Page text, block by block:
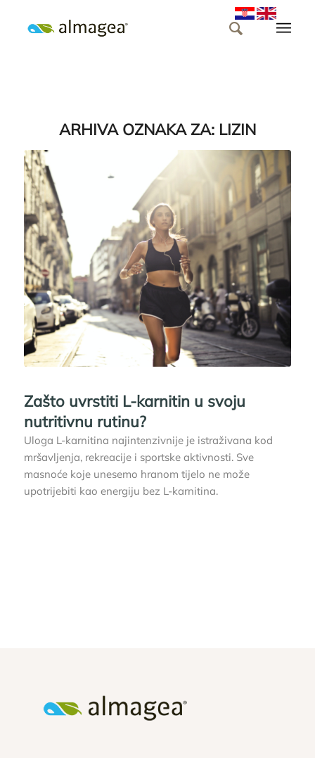
ARHIVA OZNAKA ZA: LIZIN
Zašto uvrstiti L-karnitin u svoju
nutritivnu rutinu?
Uloga L-karnitina najintenzivnije je istraživana kod
mršavljenja, rekreacije i sportske aktivnosti. Sve
masnoće koje unesemo hranom tijelo ne može
upotrijebiti kao energiju bez L-karnitina.